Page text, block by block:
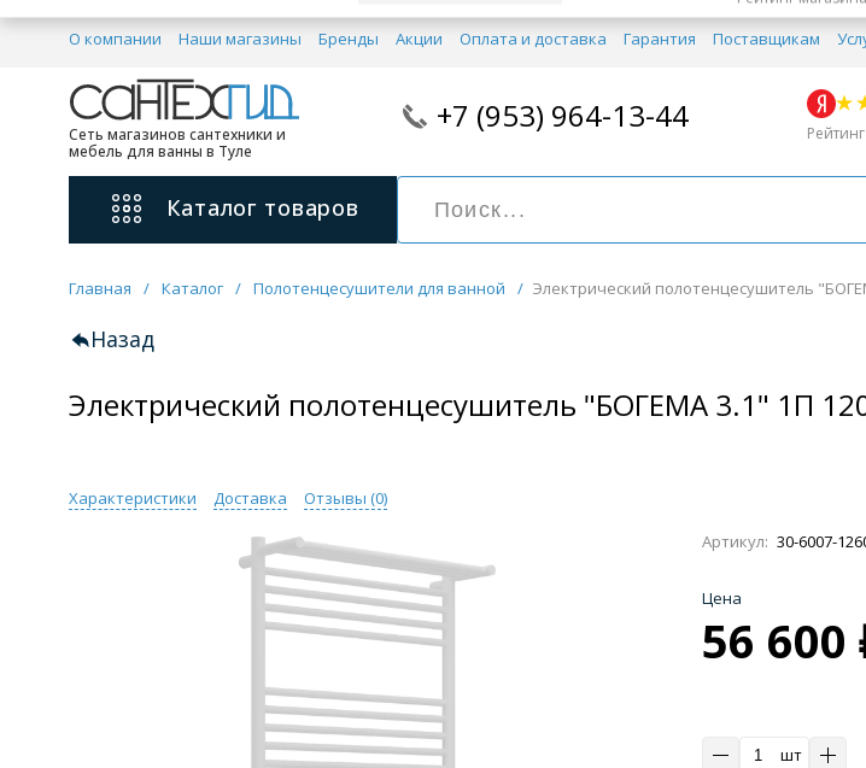
О компании Наши магазины Бренды Акции Оплата и доставка Гарантия Поставщикам
Сеть магазинов сантехники и
мебель для ванны в Туле
+7 (953) 964-13-44
Каталог товаров
Для ванны с душем Для раковины Для кухни Для душа Для
Унитазы
15 категорий
Подвесные Моноблоки
Угловые с бачком Бюджетные унитазы
Главная / Каталог / Полотенцесушители для ванной / Электрический полотенцесушитель
Назад
Электрический полотенцесушитель "БОГЕМА 3.1" 1П
Характеристики Доставка Отзывы (0)
Артикул: 30-6007-
Цена
56 600
шт